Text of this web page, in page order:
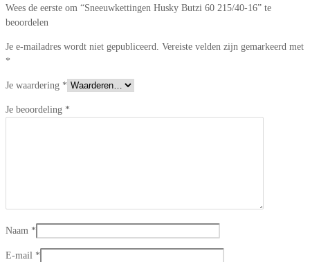
Wees de eerste om “Sneeuwkettingen Husky Butzi 60 215/40-16” te
beoordelen
Je e-mailadres wordt niet gepubliceerd. Vereiste velden zijn gemarkeerd met
*
Je waardering *
Je beoordeling *
Naam *
E-mail *